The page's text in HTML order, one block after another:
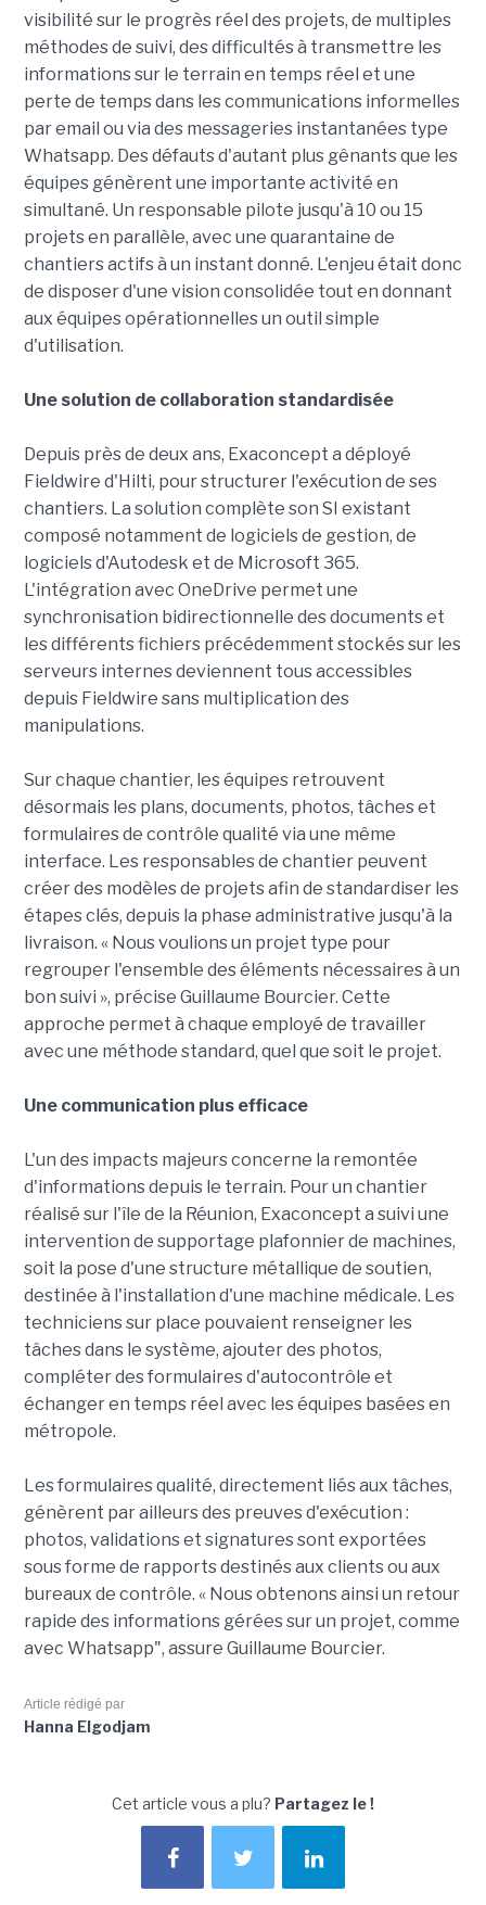
visibilité sur le progrès réel des projets, de multiples
méthodes de suivi, des difficultés à transmettre les
informations sur le terrain en temps réel et une
perte de temps dans les communications informelles
par email ou via des messageries instantanées type
Whatsapp. Des défauts d'autant plus gênants que les
équipes génèrent une importante activité en
simultané. Un responsable pilote jusqu'à 10 ou 15
projets en parallèle, avec une quarantaine de
chantiers actifs à un instant donné. L'enjeu était donc
de disposer d'une vision consolidée tout en donnant
aux équipes opérationnelles un outil simple
d'utilisation.
Une solution de collaboration standardisée
Depuis près de deux ans, Exaconcept a déployé
Fieldwire d'Hilti, pour structurer l'exécution de ses
chantiers. La solution complète son SI existant
composé notamment de logiciels de gestion, de
logiciels d'Autodesk et de Microsoft 365.
L'intégration avec OneDrive permet une
synchronisation bidirectionnelle des documents et
les différents fichiers précédemment stockés sur les
serveurs internes deviennent tous accessibles
depuis Fieldwire sans multiplication des
manipulations.
Sur chaque chantier, les équipes retrouvent
désormais les plans, documents, photos, tâches et
formulaires de contrôle qualité via une même
interface. Les responsables de chantier peuvent
créer des modèles de projets afin de standardiser les
étapes clés, depuis la phase administrative jusqu'à la
livraison. « Nous voulions un projet type pour
regrouper l'ensemble des éléments nécessaires à un
bon suivi », précise Guillaume Bourcier. Cette
approche permet à chaque employé de travailler
avec une méthode standard, quel que soit le projet.
Une communication plus efficace
L'un des impacts majeurs concerne la remontée
d'informations depuis le terrain. Pour un chantier
réalisé sur l'île de la Réunion, Exaconcept a suivi une
intervention de supportage plafonnier de machines,
soit la pose d'une structure métallique de soutien,
destinée à l'installation d'une machine médicale. Les
techniciens sur place pouvaient renseigner les
tâches dans le système, ajouter des photos,
compléter des formulaires d'autocontrôle et
échanger en temps réel avec les équipes basées en
métropole.
Les formulaires qualité, directement liés aux tâches,
génèrent par ailleurs des preuves d'exécution :
photos, validations et signatures sont exportées
sous forme de rapports destinés aux clients ou aux
bureaux de contrôle. « Nous obtenons ainsi un retour
rapide des informations gérées sur un projet, comme
avec Whatsapp", assure Guillaume Bourcier.
Article rédigé par
Hanna Elgodjam
Cet article vous a plu? Partagez le !